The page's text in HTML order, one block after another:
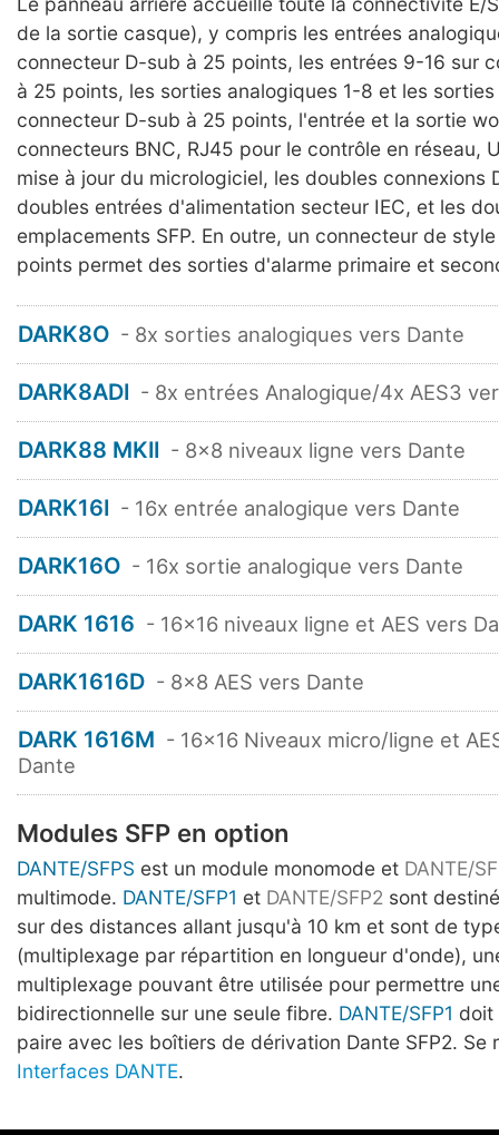
de la sortie casque), y compris les entrées
connecteur D-sub à 25 points, les entrées 9-16 sur
à 25 points, les sorties analogiques 1-8 et les
connecteur D-sub à 25 points, l'entrée et la sortie
connecteurs BNC, RJ45 pour le contrôle en réseau,
mise à jour du micrologiciel, les doubles connexions
doubles entrées d'alimentation secteur IEC, et les
emplacements SFP. En outre, un connecteur de
points permet des sorties d'alarme primaire et
DARK8O - 8x sorties analogiques vers Dante
DARK8ADI - 8x entrées Analogique/4x AES3
DARK88 MKII - 8x8 niveaux ligne vers Dante
DARK16I - 16x entrée analogique vers Dante
DARK16O - 16x sortie analogique vers Dante
DARK 1616 - 16x16 niveaux ligne et AES vers
DARK1616D - 8x8 AES vers Dante
DARK 1616M - 16x16 Niveaux micro/ligne et
Dante
Modules SFP en option
DANTE/SFPS est un module monomode et DANTE/
multimode. DANTE/SFP1 et DANTE/SFP2 sont
sur des distances allant jusqu'à 10 km et sont de
(multiplexage par répartition en longueur d'onde),
multiplexage pouvant être utilisée pour permettre
bidirectionnelle sur une seule fibre. DANTE/SFP1 doit
paire avec les boîtiers de dérivation Dante SFP2. Se
Interfaces DANTE.